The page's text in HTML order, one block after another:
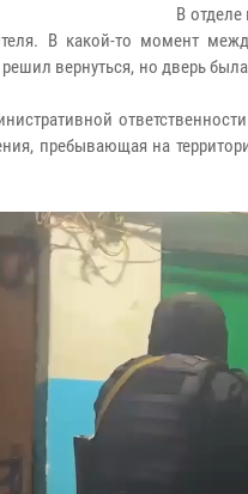
В
В какой-то момент
вернуться, но дверь
пребывающая на